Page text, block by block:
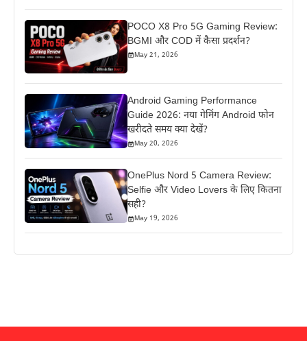
POCO X8 Pro 5G Gaming Review:
BGMI और COD में कैसा प्रदर्शन?
May 21, 2026
Android Gaming Performance
Guide 2026: नया गेमिंग Android फोन
खरीदते समय क्या देखें?
May 20, 2026
OnePlus Nord 5 Camera Review:
Selfie और Video Lovers के लिए कितना
सही?
May 19, 2026